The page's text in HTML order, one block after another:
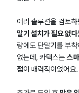
여러 솔루션을 검토
말기 설치가 필요 없다
량에도 단말기를 부
없는데, 카택스는스
점이 매력적이었어요.